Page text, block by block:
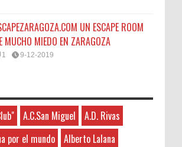
UN ESCAPE ROOM
MUCHO MIEDO EN ZARAGOZA
1 9-12-2019
un Lomo Ibérico de Bellota de
Brumale S.L.
Premio Un lomo ibérico de bellota
:
3-7-2026
boyunca kendimizi geliştirmek
edinmek için çeşitli kaynaklara
Club"A.C.San Miguel
A.D. Rivas
por el mundo
Alberto Lalana